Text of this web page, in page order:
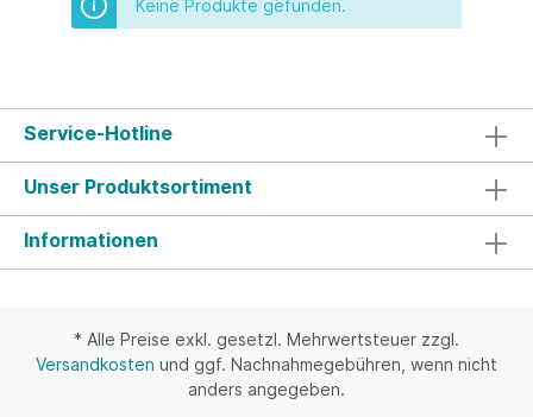
Keine Produkte gefunden.
Service-Hotline
Unser Produktsortiment
Informationen
* Alle Preise exkl. gesetzl. Mehrwertsteuer zzgl.
Versandkosten und ggf. Nachnahmegebühren, wenn nicht
anders angegeben.